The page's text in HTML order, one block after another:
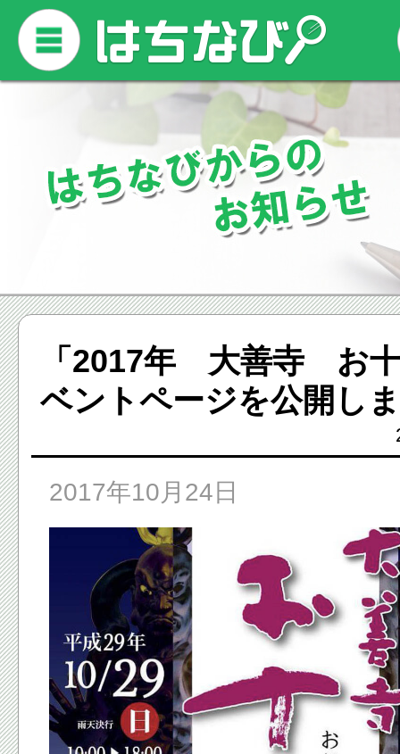
「2017年 大善寺 お
ベントページを公開し
2017年10月24日